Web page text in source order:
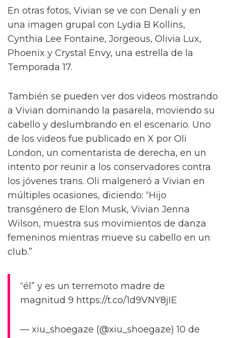
En otras fotos, Vivian se ve con Denali y en
una imagen grupal con Lydia B Kollins,
Cynthia Lee Fontaine, Jorgeous, Olivia Lux,
Phoenix y Crystal Envy, una estrella de la
Temporada 17.
También se pueden ver dos videos mostrando
a Vivian dominando la pasarela, moviendo su
cabello y deslumbrando en el escenario. Uno
de los videos fue publicado en X por Oli
London, un comentarista de derecha, en un
intento por reunir a los conservadores contra
los jóvenes trans. Oli malgeneró a Vivian en
múltiples ocasiones, diciendo: “Hijo
transgénero de Elon Musk, Vivian Jenna
Wilson, muestra sus movimientos de danza
femeninos mientras mueve su cabello en un
club.”
“él” y es un terremoto madre de
magnitud 9 https://t.co/1d9VNY8jIE
— xiu_shoegaze (@xiu_shoegaze) 10 de